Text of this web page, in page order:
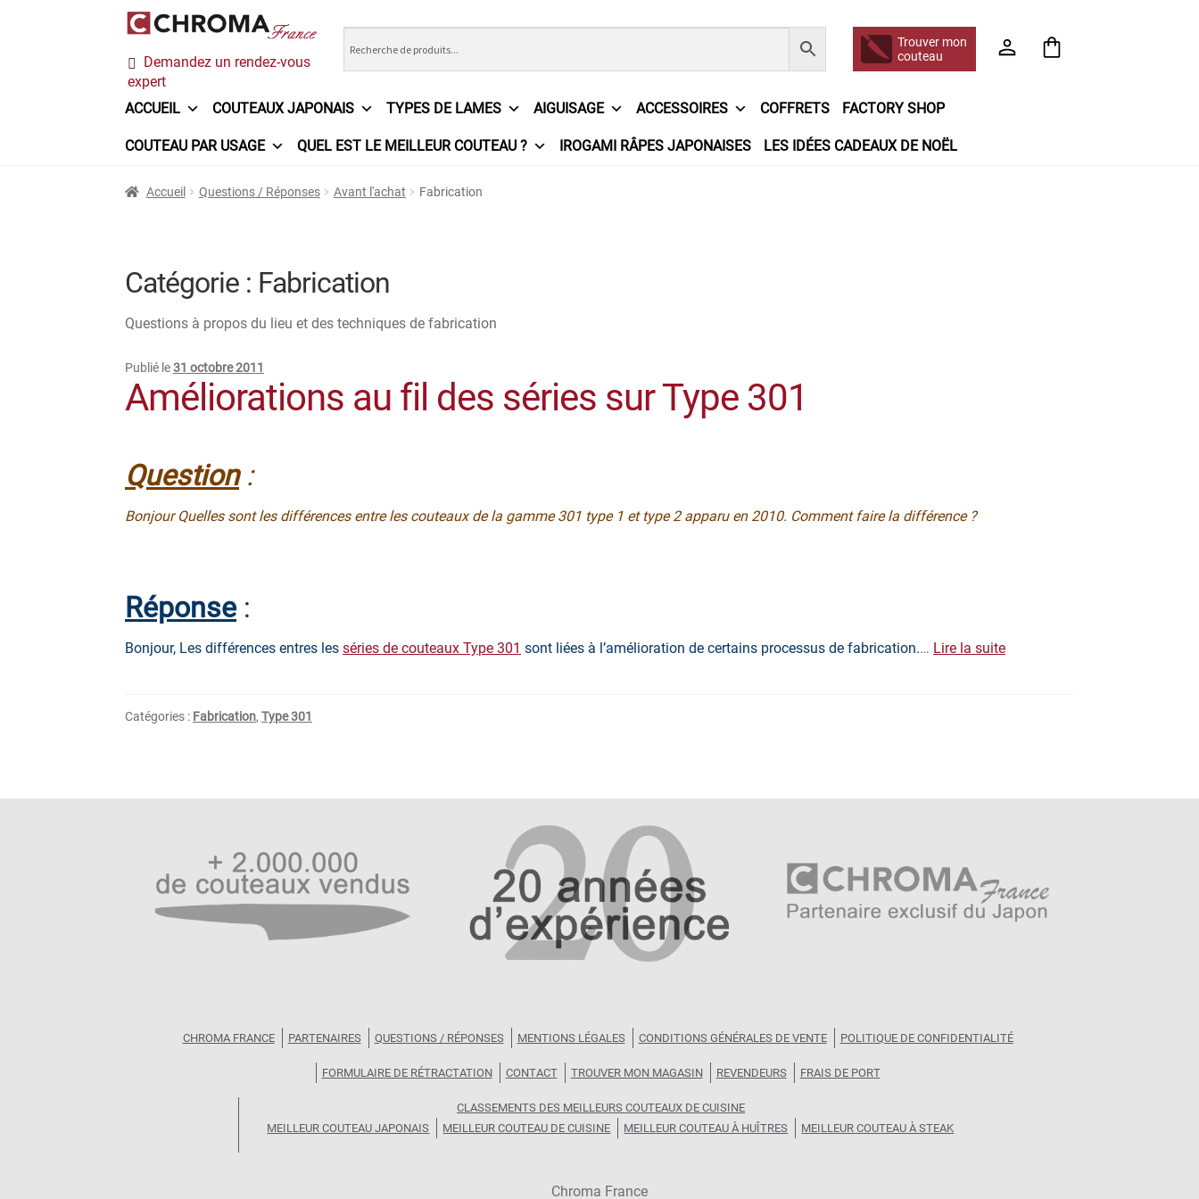
Aller
à
la
navigation
Aller
au
contenu
Demandez un rendez-vous
expert
Trouver mon
couteau
ACCUEIL COUTEAUX JAPONAIS TYPES DE LAMES AIGUISAGE ACCESSOIRES COFFRETS FACTORY SHOP
COUTEAU PAR USAGE QUEL EST LE MEILLEUR COUTEAU ? IROGAMI RÂPES JAPONAISES LES IDÉES CADEAUX DE NOËL
AccueilChroma France Commande Conditions Générales de Vente
Questions / Réponses Questions-Réponses?
Accueil Questions / Réponses Avant l'achat Fabrication
Catégorie : Fabrication
Questions à propos du lieu et des techniques de fabrication
Publié le31 octobre 2011
Améliorations au fil des séries sur Type 301
Question :
Bonjour Quelles sont les différences entre les couteaux de la gamme 301 type 1 et type 2 apparu en 2010. Comment faire la différence ?
Réponse:
Bonjour, Les différences entres lesséries de couteaux Type 301 sont liées à l’amélioration de certains processus de fabrication.… Lire la suite
Catégories : Fabrication,Type 301
CHROMA FRANCE PARTENAIRES QUESTIONS / RÉPONSES MENTIONS LÉGALES CONDITIONS GÉNÉRALES DE VENTE POLITIQUE DE CONFIDENTIALITÉ
FORMULAIRE DE RÉTRACTATION CONTACT TROUVER MON MAGASIN REVENDEURS FRAIS DE PORT
CLASSEMENTS DES MEILLEURS COUTEAUX DE CUISINE
MEILLEUR COUTEAU JAPONAIS
MEILLEUR COUTEAU DE CUISINE MEILLEUR COUTEAU À HUÎTRES MEILLEUR COUTEAU À STEAK
Chroma France